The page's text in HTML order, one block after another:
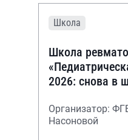
Школа
Школа
2026: снова в
Организатор:
Насоновой